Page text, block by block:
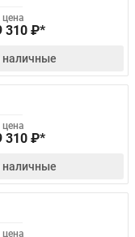
310 ₽*
наличные
310 ₽*
наличные